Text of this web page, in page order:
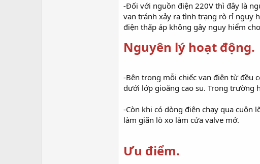
-Đối với nguồn điện 220V thì đây là
van tránh xảy ra tình trạng rò rỉ nguy
điện thấp áp không gây nguy hiểm
Nguyên lý hoạt động.
-Bên trong mỗi chiếc van điện từ đều
dưới lớp gioăng cao su. Trong trường
-Còn khi có dòng điện chạy qua
làm giãn lò xo làm cửa valve mở.
Ưu điểm.